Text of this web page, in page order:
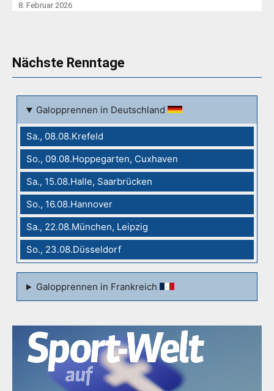
8. Februar 2026
Nächste Renntage
Galopprennen in Deutschland
Sa., 08.08.Krefeld
So., 09.08.Hoppegarten, Cuxhaven
Sa., 15.08.Halle, Saarbrücken
So., 16.08.Hannover
Sa., 22.08.München, Leipzig
So., 23.08.Düsseldorf
Galopprennen in Frankreich